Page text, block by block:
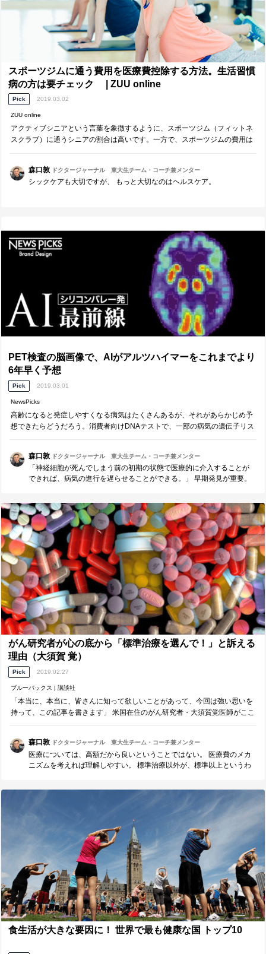
スポーツジムに通う費用を医療費控除する方法。生活習慣
病の方は要チェック | ZUU online
Pick 2019.03.02
ZUU online
アクティブシニアという言葉を象徴するように、スポーツジム（フィットネ
スクラブ）に通うシニアの割合は高いです。一方で、スポーツジムの費用は
森口敦 ドクタージャーナル 東大生チーム・コーチ兼メンター
シックケアも大切ですが、 もっと大切なのはヘルスケア。
PET検査の脳画像で、AIがアルツハイマーをこれまでより
6年早く予想
Pick 2019.03.01
NewsPicks
高齢になると発症しやすくなる病気はたくさんあるが、それがあらかじめ予
想できたらどうだろう。消費者向けDNAテストで、一部の病気の遺伝子リス
森口敦 ドクタージャーナル 東大生チーム・コーチ兼メンター
「神経細胞が死んでしまう前の初期の状態で医療的に介入することが
できれば、病気の進行を遅らせることができる。」 早期発見が重要。
がん研究者が心の底から「標準治療を選んで！」と訴える
理由（大須賀 覚）
Pick 2019.02.27
ブルーバックス | 講談社
「本当に、本当に、皆さんに知って欲しいことがあって、今回は強い思いを
持って、この記事を書きます」 米国在住のがん研究者・大須賀覚医師がここ
森口敦
ドクタージャーナル 東大生チーム・コーチ兼メンター
医療については、高額だから良いということではない。 医療費のメカ
ニズムを考えれば理解しやすい。 標準治療以外が、標準以上というわ
食生活が大きな要因に！ 世界で最も健康な国 トップ10